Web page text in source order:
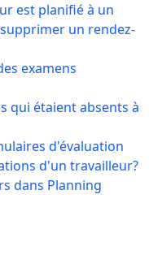
est planifié à un
un rendez-
examens
qui étaient absents à
d'évaluation
d'un travailleur?
dans Planning